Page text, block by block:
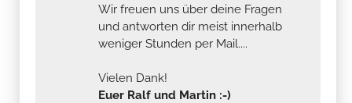
Wir freuen uns über deine Fragen
und antworten dir meist innerhalb
weniger Stunden per Mail....
Vielen Dank!
Euer Ralf und Martin :-)